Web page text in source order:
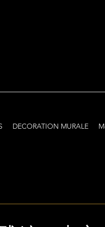
DECORATION MURALE